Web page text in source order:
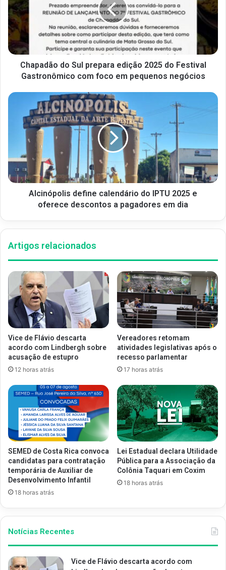
Chapadão do Sul prepara edição 2025 do Festival
Gastronômico com foco em pequenos negócios
Alcinópolis define calendário do IPTU 2025 e
oferece descontos a pagadores em dia
Artigos relacionados
Vice de Flávio descarta
acordo com Lindbergh sobre
acusação de estupro
12 horas atrás
Vereadores retomam
atividades legislativas após o
recesso parlamentar
17 horas atrás
SEMED de Costa Rica convoca
candidatas para contratação
temporária de Auxiliar de
Desenvolvimento Infantil
18 horas atrás
Lei Estadual declara Utilidade
Pública para a Associação da
Colônia Taquari em Coxim
18 horas atrás
Notícias Recentes
Vice de Flávio descarta acordo com